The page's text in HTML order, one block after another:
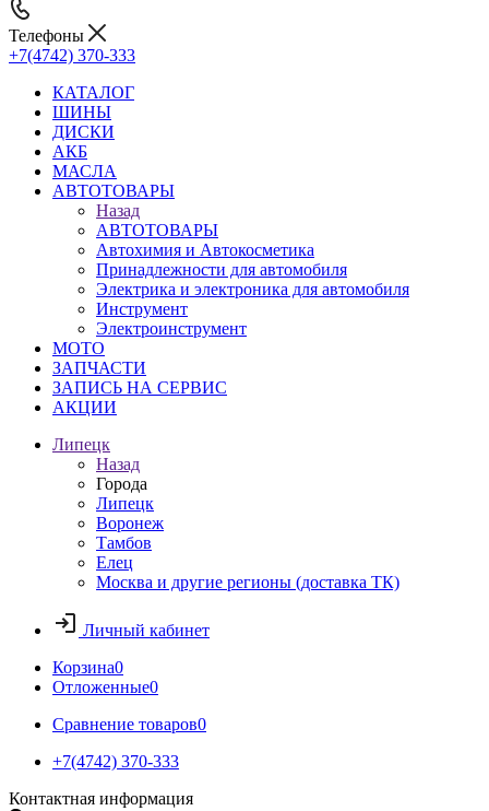
Телефоны
+7(4742) 370-333
КАТАЛОГ
ШИНЫ
ДИСКИ
АКБ
МАСЛА
АВТОТОВАРЫ
Назад
АВТОТОВАРЫ
Автохимия и Автокосметика
Принадлежности для автомобиля
Электрика и электроника для автомобиля
Инструмент
Электроинструмент
МОТО
ЗАПЧАСТИ
ЗАПИСЬ НА СЕРВИС
АКЦИИ
Липецк
Назад
Города
Липецк
Воронеж
Тамбов
Елец
Москва и другие регионы (доставка ТК)
Личный кабинет
Корзина0
Отложенные0
Сравнение товаров0
+7(4742) 370-333
Контактная информация